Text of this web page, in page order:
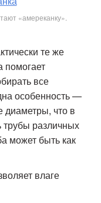
«амереканку».
те же
помогает
все
особенность —
диаметры, что в
трубы различных
может быть как
влаге